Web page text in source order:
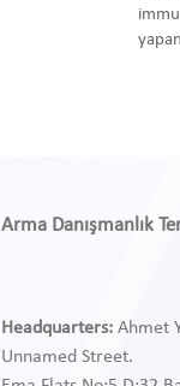
Arma Danışmanlık
Headquarters: Ahmet
Unnamed Street.